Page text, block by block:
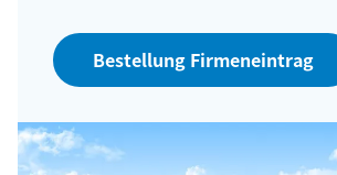
Bestellung Firmeneintrag